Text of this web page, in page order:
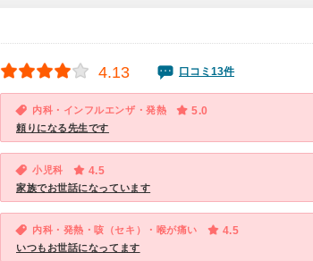
4.13 口コミ13件
内科・インフルエンザ・発熱 5.0
頼りになる先生です
小児科 4.5
家族でお世話になっています
内科・発熱・咳（セキ）・喉が痛い 4.5
いつもお世話になってます